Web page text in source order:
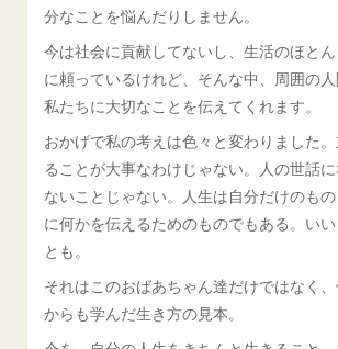
分なことを悩んだりしません。
今は社会に貢献してないし、生活のほと
に頼っているけれど、そんな中、周囲の人
私たちに大切なことを伝えてくれます。
おかげで私の考えは色々と変わりました
ることが大事なわけじゃない。人の世話
ないことじゃない。人生は自分だけのも
に何かを伝えるためのものでもある。い
とも。
それはこのおばあちゃん達だけではなく
からも学んだ生き方の見本。